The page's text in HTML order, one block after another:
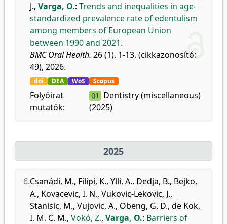
J., Varga, O.: Trends and inequalities in age-
standardized prevalence rate of edentulism
among members of European Union
between 1990 and 2021.
BMC Oral Health. 26 (1), 1-13, (cikkazonosító:
49), 2026.
doi DEA WoS Scopus
Folyóirat-
mutatók:
Q1
Dentistry (miscellaneous)
(2025)
2025
6.Csanádi, M., Filipi, K., Ylli, A., Dedja, B., Bejko,
A., Kovacevic, I. N., Vukovic-Lekovic, J.,
Stanisic, M., Vujovic, A., Obeng, G. D., de Kok,
I. M. C. M., Vokó, Z., Varga, O.: Barriers of